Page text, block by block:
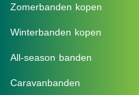
Zomerbanden kopen
Winterbanden kopen
All-season banden
Caravanbanden